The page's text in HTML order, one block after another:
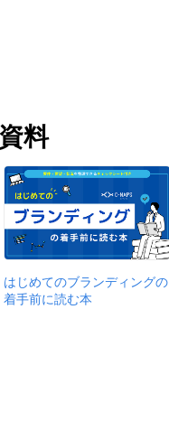
料
はじめてのブランディングの
着手前に読む本